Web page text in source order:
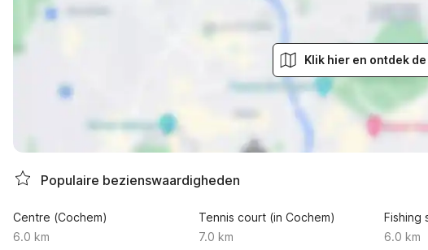
Klik hier en ontdek
Populaire bezienswaardigheden
Centre (Cochem)
6.0 km
Tennis court (in Cochem)
7.0 km
Fishing
6.0 km